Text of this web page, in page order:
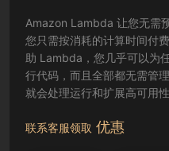
Amazon Lambda 让您无需
您只需按消耗的计算时间付
助 Lambda，您几乎可以为
行代码，而且全部都无需管
就会处理运行和扩展高可用
联系客服领取 优惠